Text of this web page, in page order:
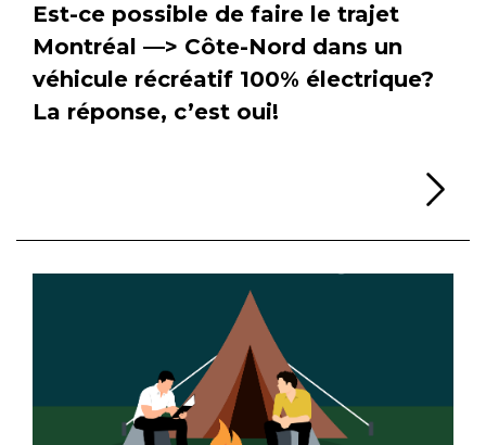
Est-ce possible de faire le trajet
Montréal —> Côte-Nord dans un
véhicule récréatif 100% électrique?
La réponse, c’est oui!